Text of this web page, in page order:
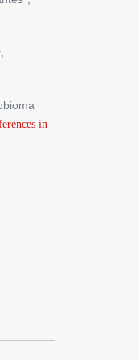
,
in